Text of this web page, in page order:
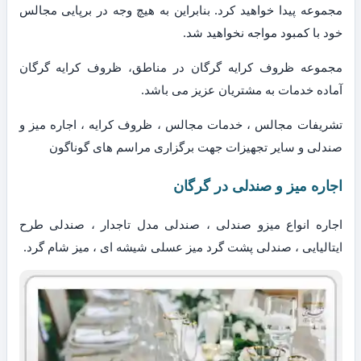
مجموعه پیدا خواهید کرد. بنابراین به هیچ وجه در برپایی مجالس
خود با کمبود مواجه نخواهید شد.
مجموعه ظروف کرایه گرگان در مناطق، ظروف کرایه گرگان
آماده خدمات به مشتریان عزیز می باشد.
تشریفات مجالس ، خدمات مجالس ، ظروف کرایه ، اجاره میز و
صندلی و سایر تجهیزات جهت برگزاری مراسم های گوناگون
اجاره میز و صندلی در گرگان
اجاره انواع میزو صندلی ، صندلی مدل تاجدار ، صندلی طرح
ایتالیایی ، صندلی پشت گرد میز عسلی شیشه ای ، میز شام گرد.